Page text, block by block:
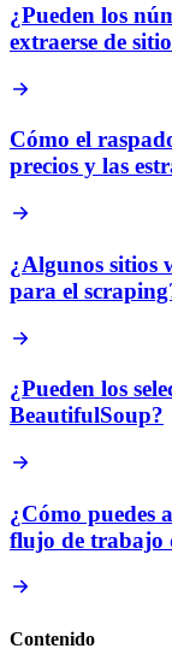
¿Pueden los
extraerse de
Cómo el
precios y las
¿Algunos sitios
para el
¿Pueden los
BeautifulSoup?
¿Cómo puedes
flujo de trabajo
Contenido